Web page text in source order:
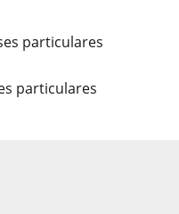
particulares
particulares